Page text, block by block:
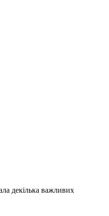
декілька важливих